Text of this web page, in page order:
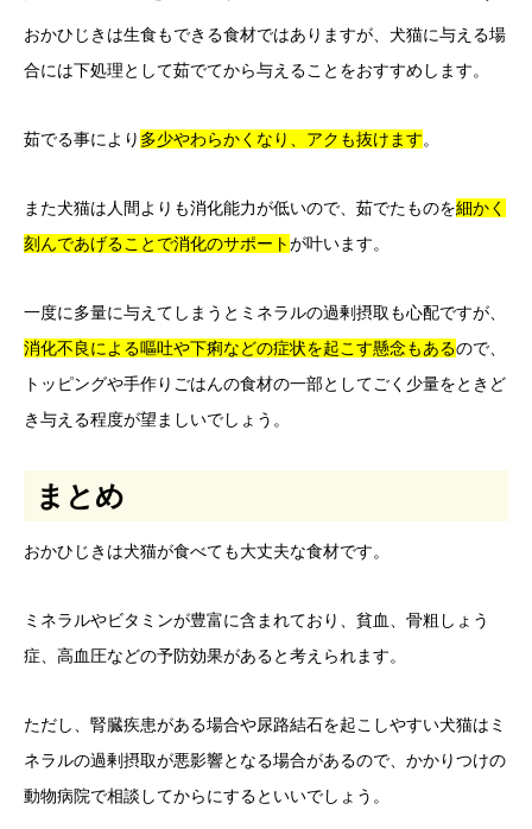
おかひじきは生食もできる食材ではありますが、犬猫に与える場
合には下処理として茹でてから与えることをおすすめします。
茹でる事により 多少やわらかくなり、アクも抜けます。
また犬猫は人間よりも消化能力が低いので、茹でたものを細かく
刻んであげることで消化のサポートが叶います。
一度に多量に与えてしまうとミネラルの過剰摂取も心配ですが、
消化不良による嘔吐や下痢などの症状を起こす懸念もあるので、
トッピングや手作りごはんの食材の一部としてごく少量をときど
き与える程度が望ましいでしょう。
まとめ
おかひじきは犬猫が食べても大丈夫な食材です。
ミネラルやビタミンが豊富に含まれており、貧血、骨粗しょう
症、高血圧などの予防効果があると考えられます。
ただし、腎臓疾患がある場合や尿路結石を起こしやすい犬猫はミ
ネラルの過剰摂取が悪影響となる場合があるので、かかりつけの
動物病院で相談してからにするといいでしょう。